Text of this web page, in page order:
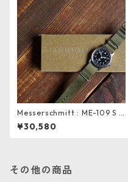
Messerschmitt : ME-109 S B
LACK . field nylon olive
¥30,580
その他の商品